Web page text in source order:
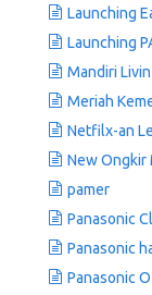
Launching
Launching
Mandiri
Meriah
Netfilx-an
New Ongkir
pamer
Panasonic
Panasonic
Panasonic